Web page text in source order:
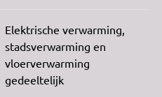
Elektrische verwarming,
stadsverwarming en
vloerverwarming
gedeeltelijk